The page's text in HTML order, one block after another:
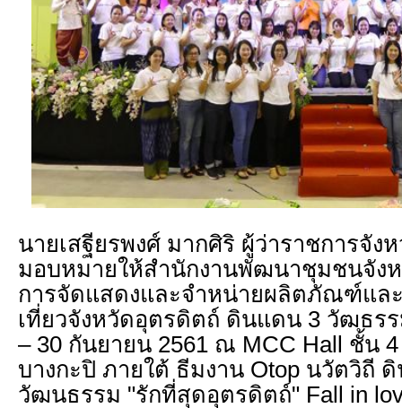
นายเสฐียรพงศ์ มากศิริ ผู้ว่าราชการจัง
มอบหมายให้สำนักงานพัฒนาชุมชนจัง
การจัดแสดงและจำหน่ายผลิตภัณฑ์แล
เที่ยวจังหวัดอุตรดิตถ์ ดินแดน 3 วัฒธร
– 30 กันยายน 2561 ณ MCC Hall ชั้น
บางกะปิ ภายใต้ ธีมงาน Otop นวัตวิถี
วัฒนธรรม "รักที่สุดอุตรดิตถ์" Fall in